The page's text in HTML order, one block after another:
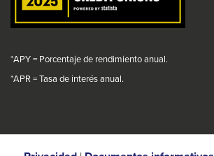
*APY = Porcentaje de rendimiento anual.
*APR = Tasa de interés anual.